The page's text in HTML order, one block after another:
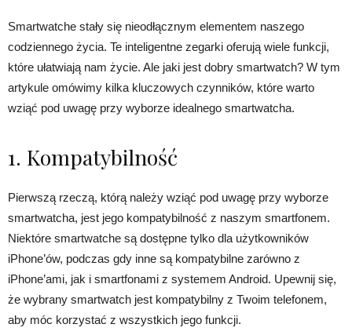
Smartwatche stały się nieodłącznym elementem naszego
codziennego życia. Te inteligentne zegarki oferują wiele funkcji,
które ułatwiają nam życie. Ale jaki jest dobry smartwatch? W tym
artykule omówimy kilka kluczowych czynników, które warto
wziąć pod uwagę przy wyborze idealnego smartwatcha.
1. Kompatybilność
Pierwszą rzeczą, którą należy wziąć pod uwagę przy wyborze
smartwatcha, jest jego kompatybilność z naszym smartfonem.
Niektóre smartwatche są dostępne tylko dla użytkowników
iPhone’ów, podczas gdy inne są kompatybilne zarówno z
iPhone’ami, jak i smartfonami z systemem Android. Upewnij się,
że wybrany smartwatch jest kompatybilny z Twoim telefonem,
aby móc korzystać z wszystkich jego funkcji.